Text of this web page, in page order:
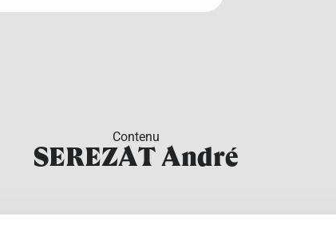
Contenu
SEREZAT André